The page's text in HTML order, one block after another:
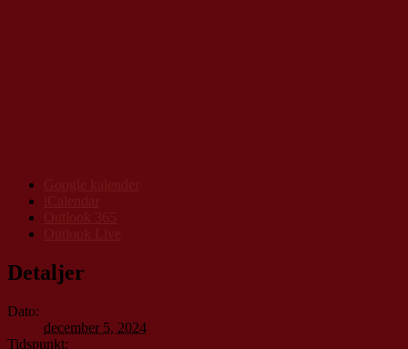
Detaljer
Dato:
december 5, 2024
Tidspunkt: